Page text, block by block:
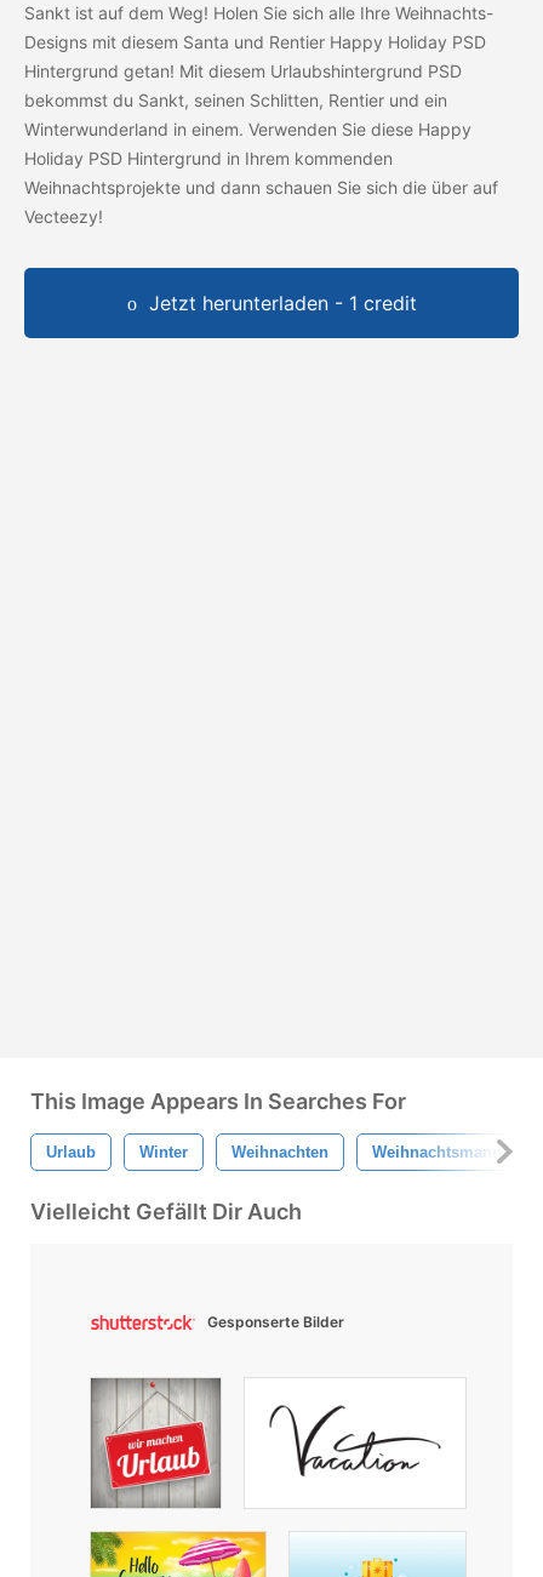
Sankt ist auf dem Weg! Holen Sie sich alle Ihre Weihnachts-
Designs mit diesem Santa und Rentier Happy Holiday PSD
Hintergrund getan! Mit diesem Urlaubshintergrund PSD
bekommst du Sankt, seinen Schlitten, Rentier und ein
Winterwunderland in einem. Verwenden Sie diese Happy
Holiday PSD Hintergrund in Ihrem kommenden
Weihnachtsprojekte und dann schauen Sie sich die über auf
Vecteezy!
Jetzt herunterladen - 1 credit
This Image Appears In Searches For
Urlaub Winter Weihnachten Weihnachtsmann
Vielleicht Gefällt Dir Auch
Gesponserte Bilder